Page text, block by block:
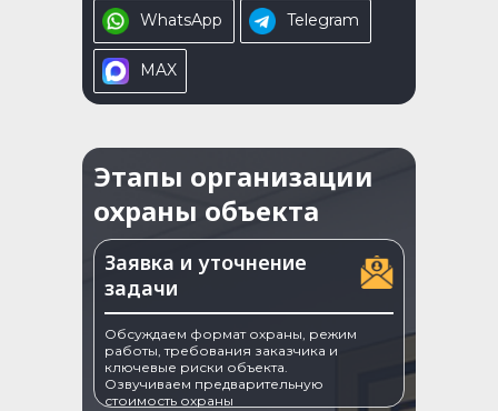
WhatsApp Telegram
MAX
Этапы организации
охраны объекта
Обсуждаем формат охраны, режим
работы, требования заказчика и
ключевые риски объекта.
Озвучиваем предварительную
стоимость охраны
Заявка и уточнение
задачи